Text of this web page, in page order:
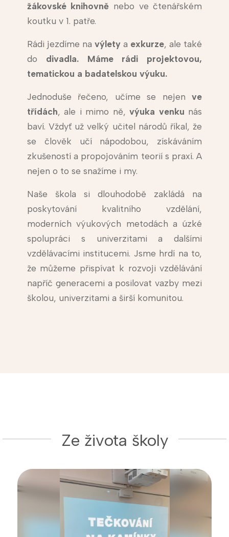
žákovské knihovně nebo ve čtenářském
koutku v 1. patře.
Rádi jezdíme na výletya exkurze, ale také
do divadla. Máme rádi projektovou,
tematickou a badatelskou výuku.
Jednoduše řečeno, učíme se nejenve
třídách, ale i mimo ně,výuka venku nás
baví. Vždyť už velký učitel národů říkal, že
se člověk učí nápodobou, získáváním
zkušeností a propojováním teorií s praxí. A
nejen o to se snažíme i my.
Naše škola si dlouhodobě zakládá na
poskytování kvalitního vzdělání,
moderních výukových metodách a úzké
spolupráci s univerzitami a dalšími
vzdělávacími institucemi. Jsme hrdí na to,
že můžeme přispívat k rozvoji vzdělávání
napříč generacemi a posilovat vazby mezi
školou, univerzitami a širší komunitou.
Ze života školy